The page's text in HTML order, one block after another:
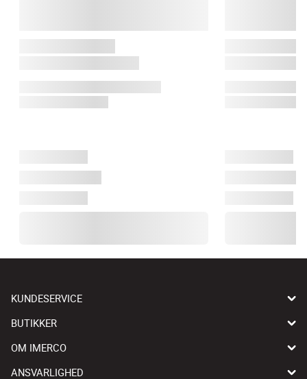
KUNDESERVICE
BUTIKKER
OM IMERCO
ANSVARLIGHED